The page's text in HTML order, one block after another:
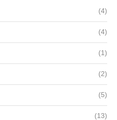
(4)
(4)
(1)
(2)
(5)
(13)